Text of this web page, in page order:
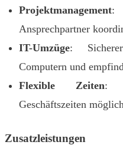
Projektmanagement:
Ansprechpartner
IT-Umzüge:
Computern und
Flexible Zeiten:
Geschäftszeiten
Zusatzleistungen